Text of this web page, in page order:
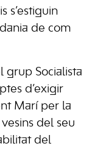
s’estiguin
de com
grup Socialista
d’exigir
Marí per la
del seu
del